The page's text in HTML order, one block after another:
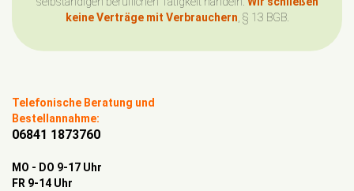
keine Verträge mit Verbrauchern , § 13 BGB.
Telefonische Beratung und
Bestellannahme:
06841 1873760
MO - DO 9-17 Uhr
FR 9-14 Uhr